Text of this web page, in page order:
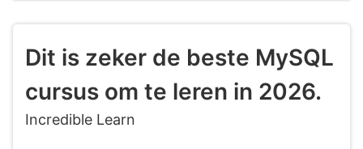
Dit is zeker de beste MySQL
cursus om te leren in 2026.
Incredible Learn